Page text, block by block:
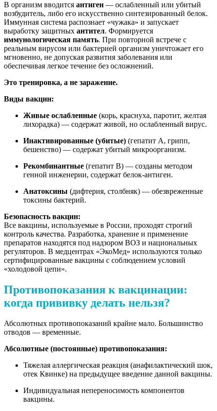
В организм вводится антиген — ослабленный или убитый
возбудитель, либо его искусственно синтезированный белок.
Иммунная система распознает «чужака» и запускает
выработку защитных антител. Формируется
иммунологическая память. При повторной встрече с
реальным вирусом или бактерией организм уничтожает его
мгновенно, не допуская развития заболевания или
обеспечивая легкое течение без осложнений.
Это тренировка, а не заражение.
Виды вакцин:
Живые ослабленные (корь, краснуха, паротит, желтая
лихорадка) — содержат живой, но ослабленный вирус.
Инактивированные (убитые) (гепатит А, грипп,
бешенство) — содержат убитый микроорганизм.
Рекомбинантные (гепатит В) — созданы методом
генной инженерии, содержат белок-антиген.
Анатоксины (дифтерия, столбняк) — обезвреженные
токсины бактерий.
Безопасность вакцин:
Все вакцины, используемые в России, проходят строгий
контроль качества. Разработка, хранение и применение
препаратов находятся под надзором ВОЗ и национальных
регуляторов. В медцентрах «ЭкоМед» используются только
сертифицированные вакцины с соблюдением условий
«холодовой цепи».
Противопоказания к вакцинации:
когда прививку делать нельзя?
Абсолютных противопоказаний крайне мало. Большинство
отводов — временные.
Абсолютные (постоянные) противопоказания:
Тяжелая аллергическая реакция (анафилактический шок,
отек Квинке) на предыдущее введение данной вакцины.
Индивидуальная непереносимость компонентов
вакцины.